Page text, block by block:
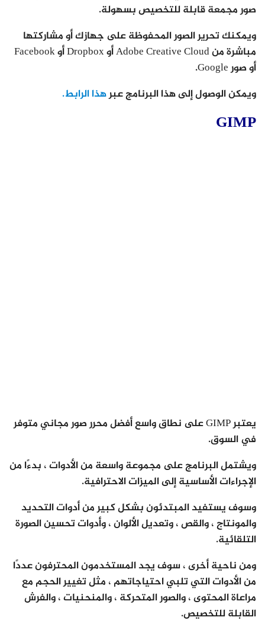
صور مجمعة قابلة للتخصيص بسهولة.
ويمكنك تحرير الصور المحفوظة على جهازك أو مشاركتها
مباشرة من Adobe Creative Cloud أو Dropbox أو Facebook
أو صور Google.
ويمكن الوصول إلى هذا البرنامج عبرهذا الرابط.
GIMP
يعتبر GIMP على نطاق واسع أفضل محرر صور مجاني متوفر
في السوق.
ويشتمل البرنامج على مجموعة واسعة من الأدوات ، بدءًا من
الإجراءات الأساسية إلى الميزات الاحترافية.
وسوف يستفيد المبتدئون بشكل كبير من أدوات التحديد
والمونتاج ، والقص ، وتعديل الألوان ، وأدوات تحسين الصورة
التلقائية.
ومن ناحية أخرى ، سوف يجد المستخدمون المحترفون عددًا
من الأدوات التي تلبي احتياجاتهم ، مثل تغيير الحجم مع
مراعاة المحتوى ، والصور المتحركة ، والمنحنيات ، والفرش
القابلة للتخصيص.